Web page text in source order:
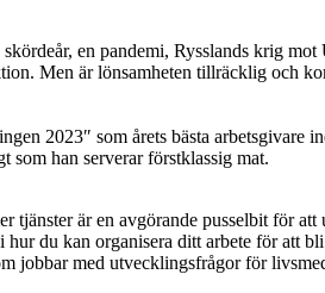
en pandemi, Rysslands krig
Men är lönsamheten tillräcklig och
2023″ som årets bästa arbetsgivare
som han serverar förstklassig mat.
är en avgörande pusselbit för att
du kan organisera ditt arbete för att
med utvecklingsfrågor för